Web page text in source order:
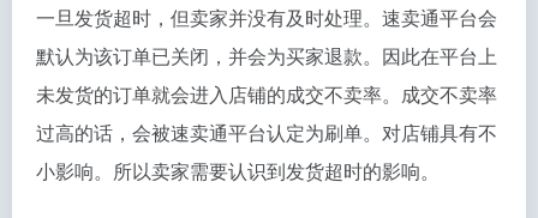
一旦发货超时，但卖家并没有及时处理。速卖通平台会
默认为该订单已关闭，并会为买家退款。因此在平台上
未发货的订单就会进入店铺的成交不卖率。成交不卖率
过高的话，会被速卖通平台认定为刷单。对店铺具有不
小影响。所以卖家需要认识到发货超时的影响。